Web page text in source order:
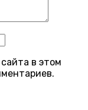
в этом